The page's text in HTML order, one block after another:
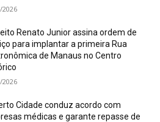
2026
Renato Junior assina ordem de
para implantar a primeira Rua
de Manaus no Centro
2026
Cidade conduz acordo com
médicas e garante repasse de